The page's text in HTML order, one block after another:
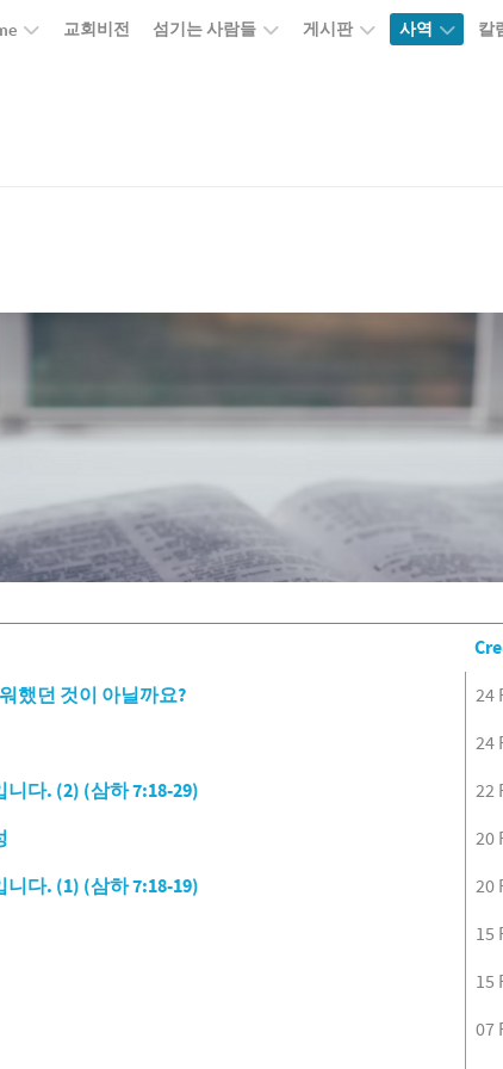
교회비전 섬기는 사람들 게시판 사역 칼
했던 것이 아닐까요? 24
24
다. (2) (삼하 7:18-29) 22
20
다. (1) (삼하 7:18-19) 20
15
15
07